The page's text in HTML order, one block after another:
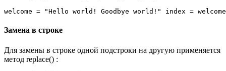
welcome = "Hello world! Goodbye world!" index =
Замена в строке
Для замены в строке одной подстроки на другую применяется
метод replace() :